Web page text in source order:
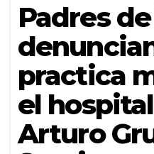
Padres
practica
el
Arturo